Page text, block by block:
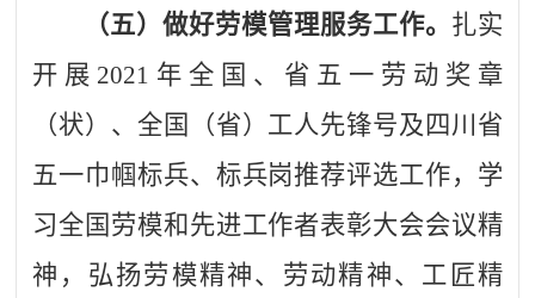
（五）做好劳模管理服务工作。 扎实
开展 2021年全国、省五一劳动奖章
（状）、全国（省）工人先锋号及四川省
五一巾帼标兵、标兵岗推荐评选工作， 学
习全国劳模和先进工作者表彰大会会议精
神，弘扬劳模精神、劳动精神、工匠精